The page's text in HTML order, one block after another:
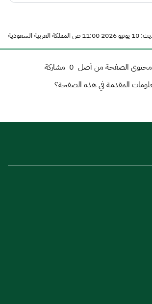
العربية السعودية
محتوى الصفحة من أصل 0 مشاركة
المقدمة في هذه الصفحة؟